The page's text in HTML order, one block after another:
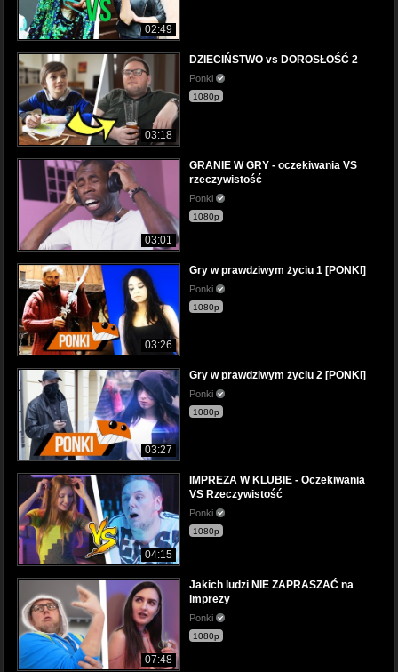
02:49
03:18
DZIECIŃSTWO vs DOROSŁOŚĆ 2
Ponki
1080p
03:01
GRANIE W GRY - oczekiwania VS
rzeczywistość
Ponki
1080p
03:26
Gry w prawdziwym życiu 1 [PONKI]
Ponki
1080p
03:27
Gry w prawdziwym życiu 2 [PONKI]
Ponki
1080p
04:15
IMPREZA W KLUBIE - Oczekiwania
VS Rzeczywistość
Ponki
1080p
07:48
Jakich ludzi NIE ZAPRASZAĆ na
imprezy
Ponki
1080p